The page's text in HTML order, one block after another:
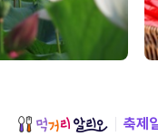
축제